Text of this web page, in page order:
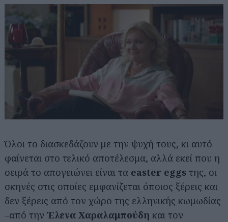
Όλοι το διασκεδάζουν με την ψυχή τους, κι αυτό
φαίνεται στο τελικό αποτέλεσμα, αλλά εκεί που η
σειρά το απογειώνει είναι τα easter eggs της, οι
σκηνές στις οποίες εμφανίζεται όποιος ξέρεις και
δεν ξέρεις από τον χώρο της ελληνικής κωμωδίας
–από την Έλενα Χαραλαμπούδη και τον
Αναζήτηση